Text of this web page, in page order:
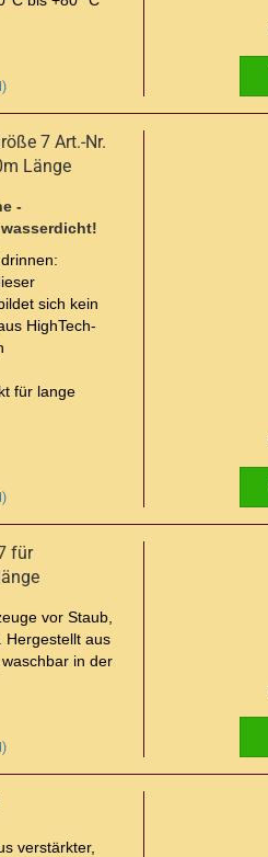
7 Art.-Nr.
Länge
-
sich kein
HighTech-
für lange
für
vor Staub,
Hergestellt aus
in der
verstärkter,